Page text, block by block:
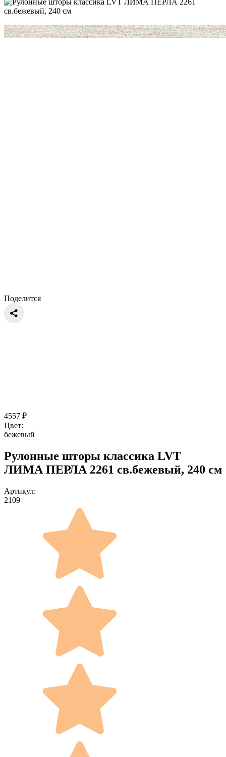
Поделится
4557 ₽
Цвет:
бежевый
Рулонные шторы классика LVT
ЛИМА ПЕРЛА 2261 св.бежевый, 240 см
Артикул:
2109